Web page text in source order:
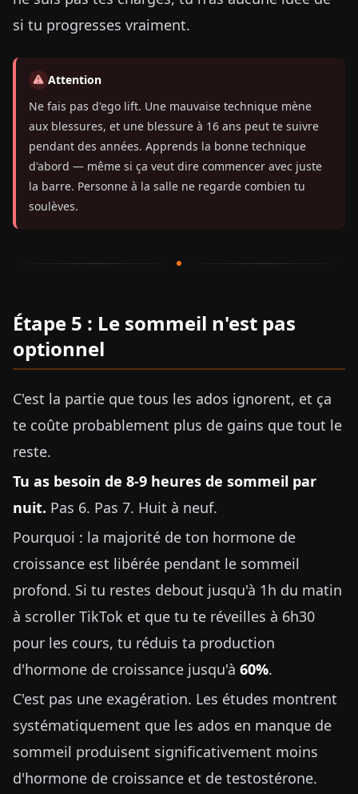
si tu progresses vraiment.
Attention
Ne fais pas d'ego lift. Une mauvaise technique mène
aux blessures, et une blessure à 16 ans peut te suivre
pendant des années. Apprends la bonne technique
d'abord — même si ça veut dire commencer avec juste
la barre. Personne à la salle ne regarde combien tu
soulèves.
Étape 5 : Le sommeil n'est pas
optionnel
C'est la partie que tous les ados ignorent, et ça
te coûte probablement plus de gains que tout le
reste.
Tu as besoin de 8-9 heures de sommeil par
nuit. Pas 6. Pas 7. Huit à neuf.
Pourquoi : la majorité de ton hormone de
croissance est libérée pendant le sommeil
profond. Si tu restes debout jusqu'à 1h du matin
à scroller TikTok et que tu te réveilles à 6h30
pour les cours, tu réduis ta production
d'hormone de croissance jusqu'à 60%.
C'est pas une exagération. Les études montrent
systématiquement que les ados en manque de
sommeil produisent significativement moins
d'hormone de croissance et de testostérone.